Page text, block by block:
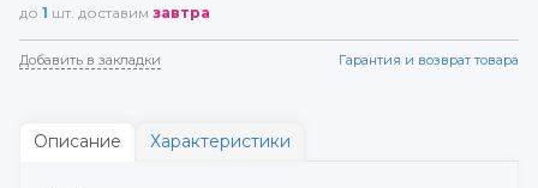
до 1 шт. доставим завтра
Добавить в закладки Гарантия и возврат товара
Описание Характеристики